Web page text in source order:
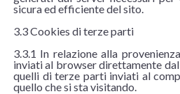
sicura ed efficiente del sito.
3.3 Cookies di terze parti
3.3.1 In relazione alla
inviati al browser direttamente
quelli di terze parti inviati al
quello che si sta visitando.